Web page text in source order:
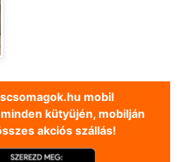
mobil
kütyüjén, mobilján
akciós szállás!